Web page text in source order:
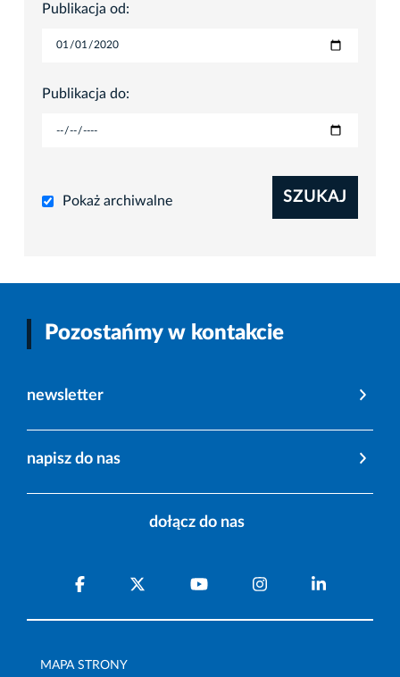
Publikacja od:
Publikacja do:
Pokaż archiwalne SZUKAJ
Pozostańmy w kontakcie
newsletter
napisz do nas
dołącz do nas
MAPA STRONY